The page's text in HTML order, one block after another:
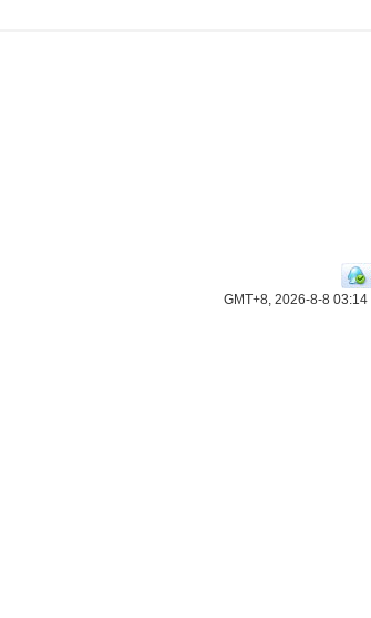
GMT+8, 2026-8-8 03:14